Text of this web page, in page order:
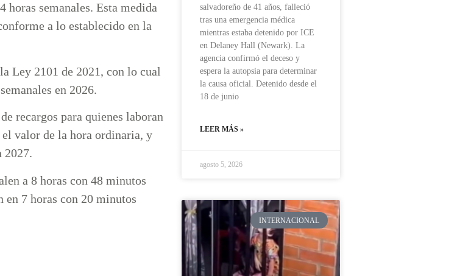
semanales. Esta medida
a lo establecido en la
Ley 2101 de 2021, con lo cual
en 2026.
recargos para quienes laboran
valor de la hora ordinaria, y
2027.
a 8 horas con 48 minutos
en 7 horas con 20 minutos
salvadoreño de 41 años, falleció
tras una emergencia médica
mientras estaba detenido por ICE
en Delaney Hall (Newark). La
agencia confirmó el deceso y
espera la autopsia para determinar
la causa oficial. Detenido desde el
18 de junio
LEER MÁS »
agosto 5, 2026
INTERNACIONAL